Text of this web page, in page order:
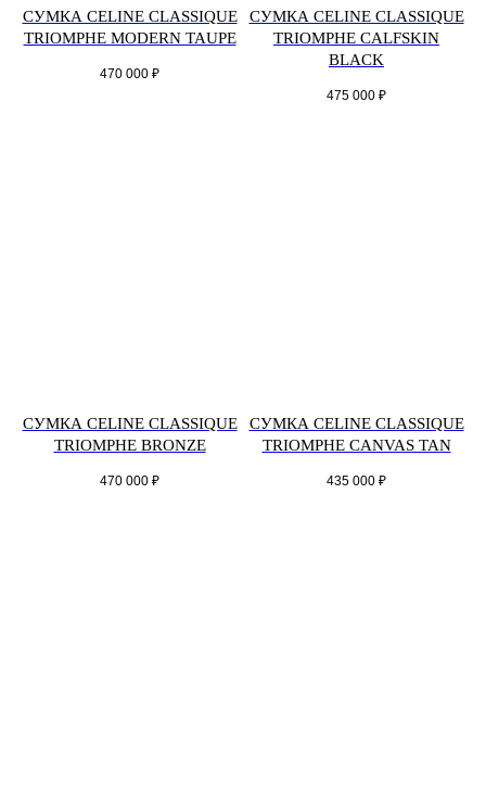
СУМКА CELINE CLASSIQUE
TRIOMPHE MODERN TAUPE
470 000 ₽
СУМКА CELINE CLASSIQUE
TRIOMPHE CALFSKIN
BLACK
475 000 ₽
СУМКА CELINE CLASSIQUE
TRIOMPHE BRONZE
470 000 ₽
СУМКА CELINE CLASSIQUE
TRIOMPHE CANVAS TAN
435 000 ₽